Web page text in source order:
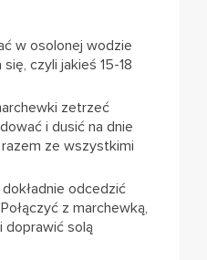
w osolonej wodzie
czyli jakieś 15-18
zetrzeć
i dusić na dnie
ze wszystkimi
odcedzić
z marchewką,
doprawić solą